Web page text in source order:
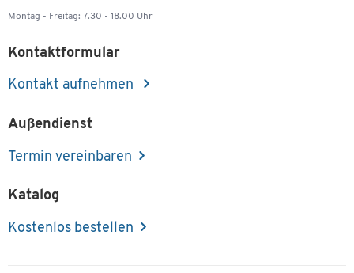
Montag - Freitag: 7.30 - 18.00 Uhr
Kontaktformular
Kontakt aufnehmen
Außendienst
Termin vereinbaren
Katalog
Kostenlos bestellen